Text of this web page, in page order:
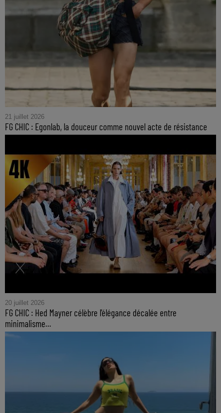
21 juillet 2026
FG CHIC : Egonlab, la douceur comme nouvel acte de résistance
20 juillet 2026
FG CHIC : Hed Mayner célèbre l'élégance décalée entre
minimalisme...